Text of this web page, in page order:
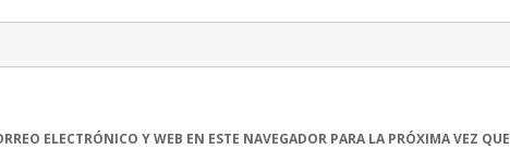
ELECTRÓNICO Y WEB EN ESTE NAVEGADOR PARA LA PRÓXIMA VEZ QUE